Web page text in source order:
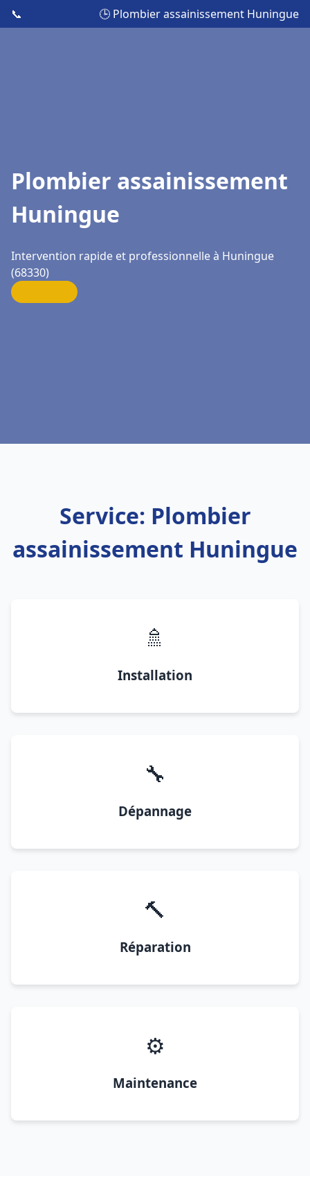
📞 🕒 Plombier assainissement Huningue
Plombier assainissement
Huningue
Intervention rapide et professionnelle à Huningue
(68330)
Service: Plombier
assainissement Huningue
🚿
Installation
🔧
Dépannage
🔨
Réparation
⚙️
Maintenance